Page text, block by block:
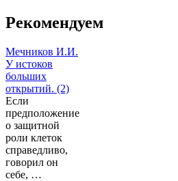
Рекомендуем
Мечников И.И.
У истоков
больших
открытий. (2)
Если
предположение
о защитной
роли клеток
справедливо,
говорил он
себе, …